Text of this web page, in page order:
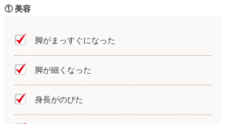
① 美容
脚がまっすぐになった
脚が細くなった
身長がのびた